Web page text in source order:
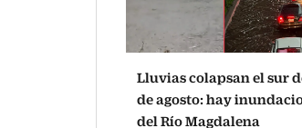
Lluvias colapsan el sur
de agosto: hay
del Río Magdalena